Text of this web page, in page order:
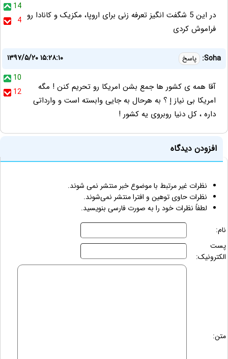
14
4 در این 5 شگفت انگیز تعرفه زنی برای اروپا، مکزیک و کانادا رو
فراموش کردی
Soha: پاسخ
۱۳۹۷/۵/۲۰ ۱۵:۲۸:۱۰
10
12
آقا همه ی کشور ها جمع بشن امریکا رو تحریم کنن ! مگه
امریکا بی نیاز إ ؟ به هرحال به جایی وابسته است و وارداتی
داره ، کل دنیا روبروی یه کشور !
افزودن دیدگاه
نظرات غیر مرتبط با موضوع خبر منتشر نمی شوند.
نظرات حاوی توهین و افترا منتشر نمی‌شوند.
لطفاً نظرات خود را به صورت فارسی بنویسید.
نام:
پست
الکترونیک:
متن: